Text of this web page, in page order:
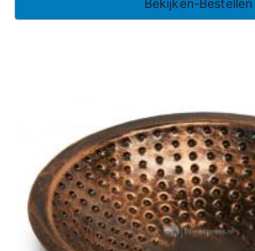
Bekijken-Bestellen